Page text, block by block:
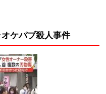
ケパブ殺人事件